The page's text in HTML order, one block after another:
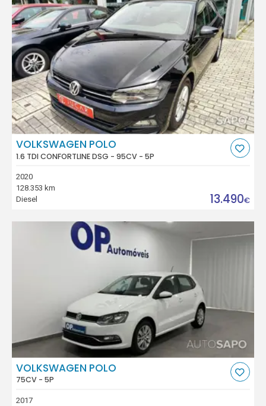
VOLKSWAGEN POLO
1.6 TDI CONFORTLINE DSG - 95CV - 5P
2020
128.353 km
Diesel
13.490€
VOLKSWAGEN POLO
75CV - 5P
2017